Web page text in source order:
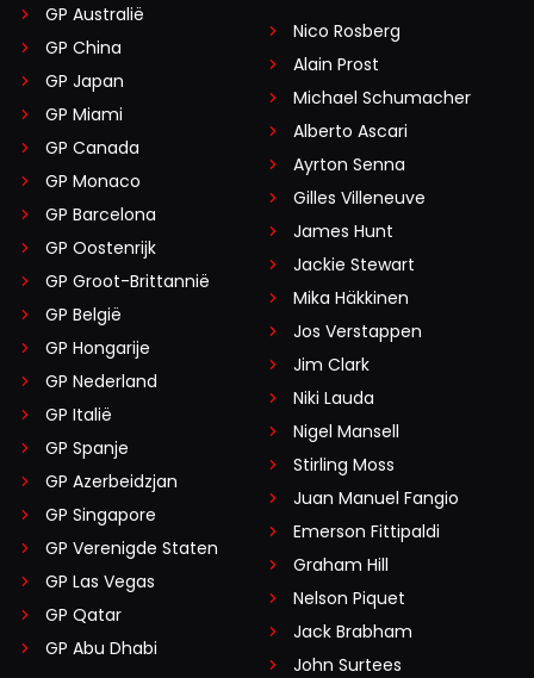
GP Australië
GP China
GP Japan
GP Miami
GP Canada
GP Monaco
GP Barcelona
GP Oostenrijk
GP Groot-Brittannië
GP België
GP Hongarije
GP Nederland
GP Italië
GP Spanje
GP Azerbeidzjan
GP Singapore
GP Verenigde Staten
GP Las Vegas
GP Qatar
GP Abu Dhabi
Nico Rosberg
Alain Prost
Michael Schumacher
Alberto Ascari
Ayrton Senna
Gilles Villeneuve
James Hunt
Jackie Stewart
Mika Häkkinen
Jos Verstappen
Jim Clark
Niki Lauda
Nigel Mansell
Stirling Moss
Juan Manuel Fangio
Emerson Fittipaldi
Graham Hill
Nelson Piquet
Jack Brabham
John Surtees